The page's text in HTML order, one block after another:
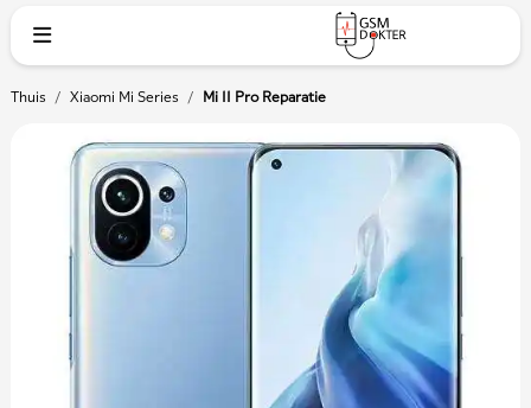
Thuis / Xiaomi Mi Series / Mi 11 Pro Reparatie